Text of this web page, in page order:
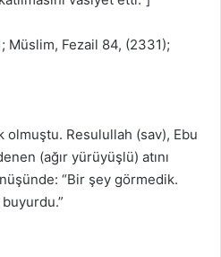
Müslim, Fezail 84, (2331);
olmuştu. Resulullah (sav), Ebu
(ağır yürüyüşlü) atını
“Bir şey görmedik.
buyurdu.”